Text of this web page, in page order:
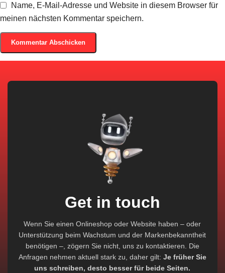
Name, E-Mail-Adresse und Website in diesem Browser für
meinen nächsten Kommentar speichern.
Get in touch
Wenn Sie einen Onlineshop oder Website haben – oder
Unterstützung beim Wachstum und der Markenbekanntheit
benötigen –, zögern Sie nicht, uns zu kontaktieren. Die
Anfragen nehmen aktuell stark zu, daher gilt: Je früher Sie
uns schreiben, desto besser für beide Seiten.